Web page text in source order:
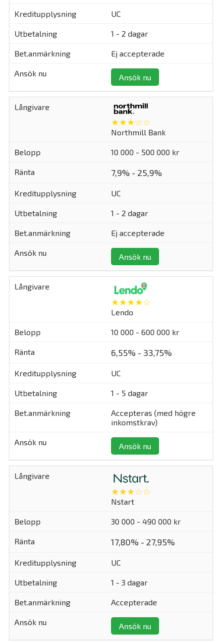
UC
1 - 2 dagar
Ej accepterade
Ansök nu
★★★☆☆
Northmill Bank
10 000 - 500 000 kr
7,9% - 25,9%
UC
1 - 2 dagar
Ej accepterade
Ansök nu
★★★★☆
Lendo
10 000 - 600 000 kr
6,55% - 33,75%
UC
1 - 5 dagar
Accepteras (med högre
inkomstkrav)
Ansök nu
★★★☆☆
Nstart
30 000 - 490 000 kr
17,80% - 27,95%
UC
1 - 3 dagar
Accepterade
Ansök nu